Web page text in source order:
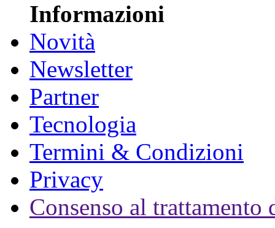
Informazioni
Novità
Newsletter
Partner
Tecnologia
Termini & Condizioni
Privacy
Consenso al trattamento